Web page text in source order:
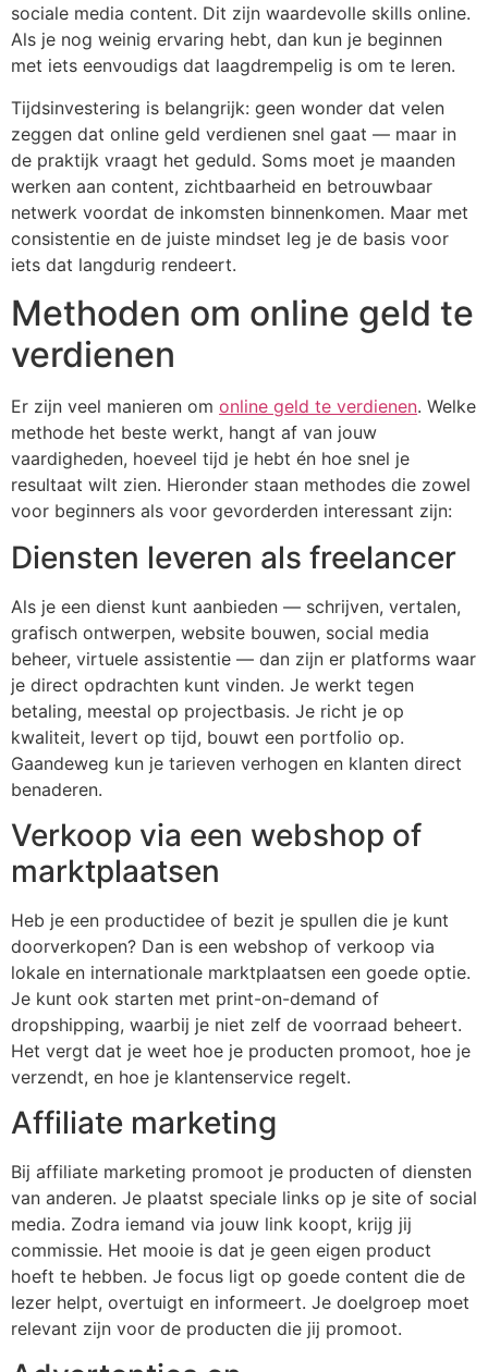
sociale media content. Dit zijn waardevolle skills online.
Als je nog weinig ervaring hebt, dan kun je beginnen
met iets eenvoudigs dat laagdrempelig is om te leren.
Tijdsinvestering is belangrijk: geen wonder dat velen
zeggen dat online geld verdienen snel gaat — maar in
de praktijk vraagt het geduld. Soms moet je maanden
werken aan content, zichtbaarheid en betrouwbaar
netwerk voordat de inkomsten binnenkomen. Maar met
consistentie en de juiste mindset leg je de basis voor
iets dat langdurig rendeert.
Methoden om online geld te
verdienen
Er zijn veel manieren om online geld te verdienen. Welke
methode het beste werkt, hangt af van jouw
vaardigheden, hoeveel tijd je hebt én hoe snel je
resultaat wilt zien. Hieronder staan methodes die zowel
voor beginners als voor gevorderden interessant zijn:
Diensten leveren als freelancer
Als je een dienst kunt aanbieden — schrijven, vertalen,
grafisch ontwerpen, website bouwen, social media
beheer, virtuele assistentie — dan zijn er platforms waar
je direct opdrachten kunt vinden. Je werkt tegen
betaling, meestal op projectbasis. Je richt je op
kwaliteit, levert op tijd, bouwt een portfolio op.
Gaandeweg kun je tarieven verhogen en klanten direct
benaderen.
Verkoop via een webshop of
marktplaatsen
Heb je een productidee of bezit je spullen die je kunt
doorverkopen? Dan is een webshop of verkoop via
lokale en internationale marktplaatsen een goede optie.
Je kunt ook starten met print-on-demand of
dropshipping, waarbij je niet zelf de voorraad beheert.
Het vergt dat je weet hoe je producten promoot, hoe je
verzendt, en hoe je klantenservice regelt.
Affiliate marketing
Bij affiliate marketing promoot je producten of diensten
van anderen. Je plaatst speciale links op je site of social
media. Zodra iemand via jouw link koopt, krijg jij
commissie. Het mooie is dat je geen eigen product
hoeft te hebben. Je focus ligt op goede content die de
lezer helpt, overtuigt en informeert. Je doelgroep moet
relevant zijn voor de producten die jij promoot.